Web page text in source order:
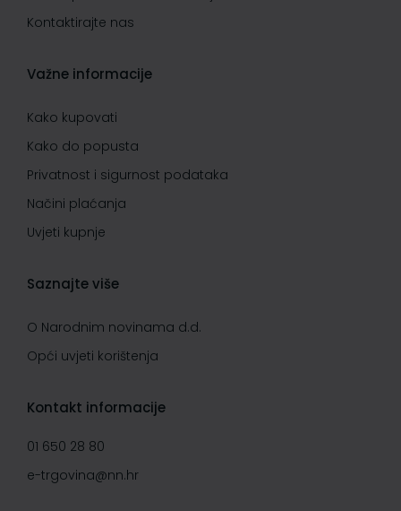
Kontaktirajte nas
Važne informacije
Kako kupovati
Kako do popusta
Privatnost i sigurnost podataka
Načini plaćanja
Uvjeti kupnje
Saznajte više
O Narodnim novinama d.d.
Opći uvjeti korištenja
Kontakt informacije
01 650 28 80
e-trgovina@nn.hr